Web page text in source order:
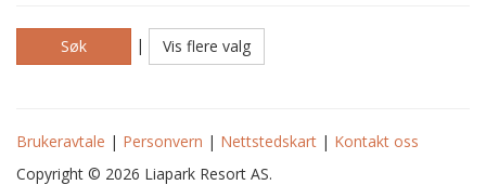
| Vis flere valg
Brukeravtale | Personvern | Nettstedskart | Kontakt oss
Copyright © 2026 Liapark Resort AS.